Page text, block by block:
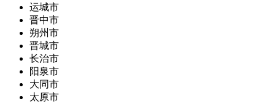
运城市
晋中市
朔州市
晋城市
长治市
阳泉市
大同市
太原市